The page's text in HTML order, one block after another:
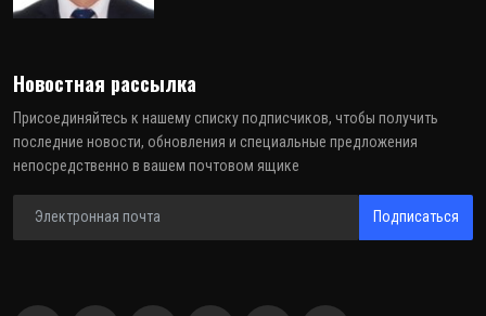
Новостная рассылка
Присоединяйтесь к нашему списку подписчиков, чтобы получить
последние новости, обновления и специальные предложения
непосредственно в вашем почтовом ящике
Подписаться